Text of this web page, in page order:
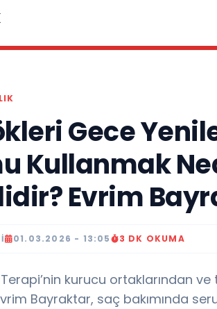
Gece
Kullanmak
Evrim
01.03.2026 - 13:05 3 DK OKUMA
kurucu ortaklarından
Bayraktar, saç bakımında